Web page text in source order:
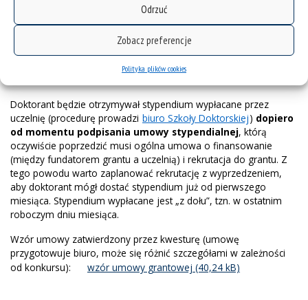
Odrzuć
Zobacz preferencje
Polityka plików cookies
Stypendium w grancie może być wyższe. Z perspektywy
przepisów obowiązujących w Szkole Doktorskiej nie ma górnej
granicy. Takie granice stawia za to np. NCN.
Doktorant będzie otrzymywał stypendium wypłacane przez
uczelnię (procedurę prowadzi biuro Szkoły Doktorskiej) dopiero
od momentu podpisania umowy stypendialnej, którą
oczywiście poprzedzić musi ogólna umowa o finansowanie
(między fundatorem grantu a uczelnią) i rekrutacja do grantu. Z
tego powodu warto zaplanować rekrutację z wyprzedzeniem,
aby doktorant mógł dostać stypendium już od pierwszego
miesiąca. Stypendium wypłacane jest „z dołu”, tzn. w ostatnim
roboczym dniu miesiąca.
Wzór umowy zatwierdzony przez kwesturę (umowę
przygotowuje biuro, może się różnić szczegółami w zależności
od konkursu):
wzór umowy grantowej